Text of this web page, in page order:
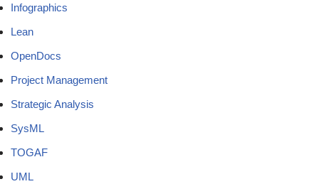
Infographics
Lean
OpenDocs
Project Management
Strategic Analysis
SysML
TOGAF
UML